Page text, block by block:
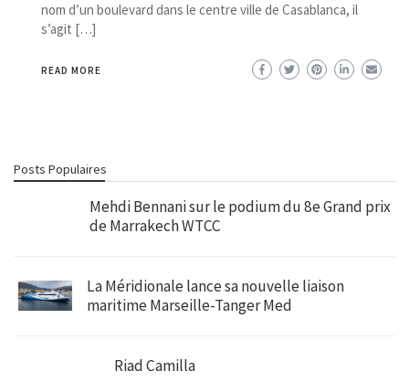
nom d’un boulevard dans le centre ville de Casablanca, il
s’agit […]
READ MORE
Posts Populaires
Mehdi Bennani sur le podium du 8e Grand prix
de Marrakech WTCC
La Méridionale lance sa nouvelle liaison
maritime Marseille-Tanger Med
Riad Camilla